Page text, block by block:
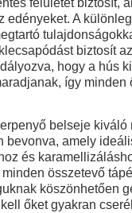
felületet biztosít,
edényeket. A
biztosít
hogy a hús
így minden
belseje kiváló
bevonva, amely
és
összetevő
köszönhetően
őket gyakran